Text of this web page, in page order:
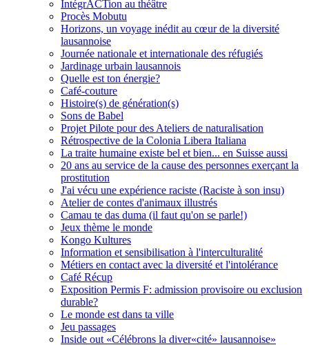
IntégrACTion au théâtre
Procès Mobutu
Horizons, un voyage inédit au cœur de la diversité
lausannoise
Journée nationale et internationale des réfugiés
Jardinage urbain lausannois
Quelle est ton énergie?
Café-couture
Histoire(s) de génération(s)
Sons de Babel
Projet Pilote pour des Ateliers de naturalisation
Rétrospective de la Colonia Libera Italiana
La traite humaine existe bel et bien... en Suisse aussi
20 ans au service de la cause des personnes exerçant la
prostitution
J'ai vécu une expérience raciste (Raciste à son insu)
Atelier de contes d'animaux illustrés
Camau te das duma (il faut qu'on se parle!)
Jeux thème le monde
Kongo Kultures
Information et sensibilisation à l'interculturalité
Métiers en contact avec la diversité et l'intolérance
Café Récup
Exposition Permis F: admission provisoire ou exclusion
durable?
Le monde est dans ta ville
Jeu passages
Inside out «Célébrons la diver«cité» lausannoise»